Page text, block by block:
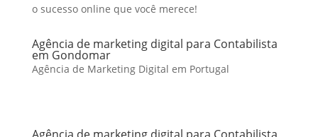
o sucesso online que você merece!
Agência de marketing digital para Contabilista
em Gondomar
Agência de Marketing Digital em Portugal